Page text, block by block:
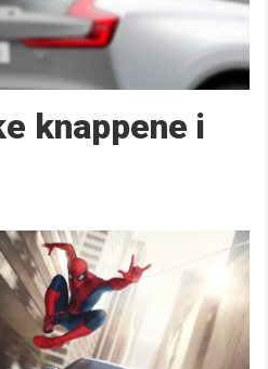
knappene i